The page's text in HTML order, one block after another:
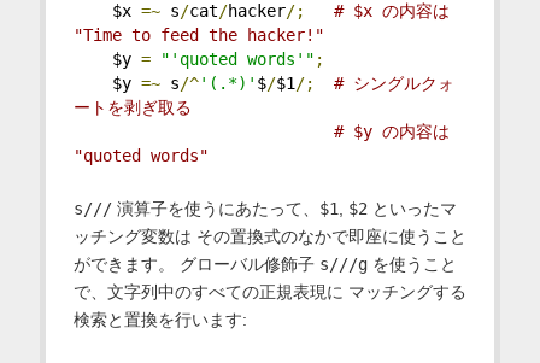
$x =~ s/cat/hacker/;
# $x の内容は
"Time to feed the hacker!"
$y = "'quoted words'" ;
$y =~ s/^'(.*)' $/$1/;
# シングルクォ
ートを剥ぎ取る
# $y の内容は
"quoted words"
s///演算子を使うにあたって、 $1, $2といったマ
ッチング変数は その置換式のなかで即座に使うこと
ができます。 グローバル修飾子 s///gを使うこと
で、文字列中のすべての正規表現に マッチングする
検索と置換を行います: